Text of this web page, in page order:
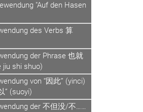
"Auf den Hasen
des Verbs 算
der Phrase 也就
jiu shi shuo)
von “因此” (yinci)
” (suoyi)
der 不但没/不……